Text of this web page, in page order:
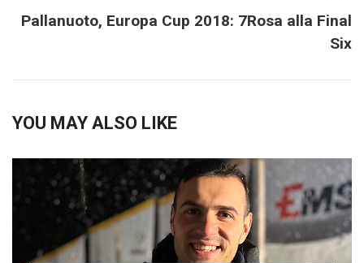
Pallanuoto, Europa Cup 2018: 7Rosa alla Final
Six
YOU MAY ALSO LIKE